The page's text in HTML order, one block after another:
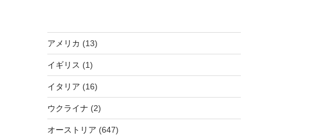
アメリカ (13)
イギリス (1)
イタリア (16)
ウクライナ (2)
オーストリア (647)